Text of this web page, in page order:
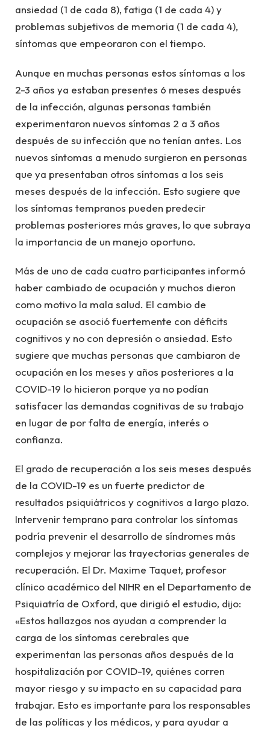
ansiedad (1 de cada 8), fatiga (1 de cada 4) y
problemas subjetivos de memoria (1 de cada 4),
síntomas que empeoraron con el tiempo.
Aunque en muchas personas estos síntomas a los
2-3 años ya estaban presentes 6 meses después
de la infección, algunas personas también
experimentaron nuevos síntomas 2 a 3 años
después de su infección que no tenían antes. Los
nuevos síntomas a menudo surgieron en personas
que ya presentaban otros síntomas a los seis
meses después de la infección. Esto sugiere que
los síntomas tempranos pueden predecir
problemas posteriores más graves, lo que subraya
la importancia de un manejo oportuno.
Más de uno de cada cuatro participantes informó
haber cambiado de ocupación y muchos dieron
como motivo la mala salud. El cambio de
ocupación se asoció fuertemente con déficits
cognitivos y no con depresión o ansiedad. Esto
sugiere que muchas personas que cambiaron de
ocupación en los meses y años posteriores a la
COVID-19 lo hicieron porque ya no podían
satisfacer las demandas cognitivas de su trabajo
en lugar de por falta de energía, interés o
confianza.
El grado de recuperación a los seis meses después
de la COVID-19 es un fuerte predictor de
resultados psiquiátricos y cognitivos a largo plazo.
Intervenir temprano para controlar los síntomas
podría prevenir el desarrollo de síndromes más
complejos y mejorar las trayectorias generales de
recuperación. El Dr. Maxime Taquet, profesor
clínico académico del NIHR en el Departamento de
Psiquiatría de Oxford, que dirigió el estudio, dijo:
«Estos hallazgos nos ayudan a comprender la
carga de los síntomas cerebrales que
experimentan las personas años después de la
hospitalización por COVID-19, quiénes corren
mayor riesgo y su impacto en su capacidad para
trabajar. Esto es importante para los responsables
de las políticas y los médicos, y para ayudar a